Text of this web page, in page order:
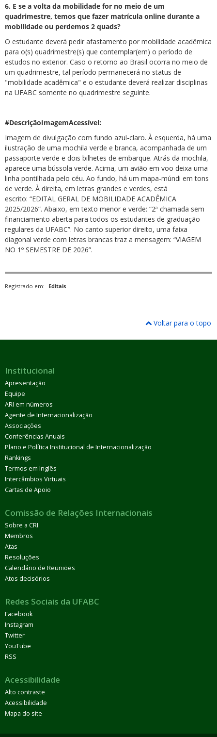
6. E se a volta da mobilidade for no meio de um
quadrimestre, temos que fazer matrícula online durante a
mobilidade ou perdemos 2 quads?
O estudante deverá pedir afastamento por mobilidade acadêmica
para o(s) quadrimestre(s) que contemplar(em) o período de
estudos no exterior. Caso o retorno ao Brasil ocorra no meio de
um quadrimestre, tal período permanecerá no status de
"mobilidade acadêmica" e o estudante deverá realizar disciplinas
na UFABC somente no quadrimestre seguinte.
#DescriçãoImagemAcessível:
Imagem de divulgação com fundo azul-claro. À esquerda, há uma
ilustração de uma mochila verde e branca, acompanhada de um
passaporte verde e dois bilhetes de embarque. Atrás da mochila,
aparece uma bússola verde. Acima, um avião em voo deixa uma
linha pontilhada pelo céu. Ao fundo, há um mapa-múndi em tons
de verde. À direita, em letras grandes e verdes, está
escrito: “EDITAL GERAL DE MOBILIDADE ACADÊMICA
2025/2026”. Abaixo, em texto menor e verde: “2ª chamada sem
financiamento aberta para todos os estudantes de graduação
regulares da UFABC”. No canto superior direito, uma faixa
diagonal verde com letras brancas traz a mensagem: “VIAGEM
NO 1º SEMESTRE DE 2026”.
Registrado em: Editais
Voltar para o topo
Institucional
Apresentação
Equipe
ARI em números
Agente de Internacionalização
Associações
Conferências Anuais
Plano e Política Institucional de Internacionalização
Rankings
Termos em Inglês
Intercâmbios Virtuais
Cartas de Apoio
Comissão de Relações Internacionais
Sobre a CRI
Membros
Atas
Resoluções
Calendário de Reuniões
Atos decisórios
Redes Sociais da UFABC
Facebook
Instagram
Twitter
YouTube
RSS
Acessibilidade
Alto contraste
Acessibilidade
Mapa do site